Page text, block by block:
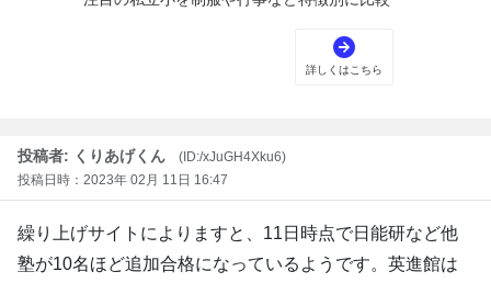
投稿者: くりあげくん
(ID:/xJuGH4Xku6)
投稿日時：2023年 02月 11日 16:47
繰り上げサイトによりますと、11日時点で日能研など他
塾が10名ほど追加合格になっているようです。英進館は